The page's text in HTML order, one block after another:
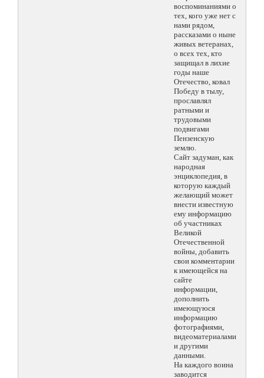
воспоминаниями о
тех, кого уже нет с
нами рядом,
рассказами о ныне
живых ветеранах,
о всех тех, кто
защищал в лихие
годы наше
Отечество, ковал
Победу в тылу,
прославлял
ратными и
трудовыми
подвигами
Пензенскую
землю.
Сайт задуман, как
народная
энциклопедия, в
которую каждый
желающий может
внести известную
ему информацию
об участниках
Великой
Отечественной
войны, добавить
свои комментарии
к имеющейся на
сайте
информации,
дополнить
имеющуюся
информацию
фотографиями,
видеоматериалами
и другими
данными.
На каждого воина
заводится